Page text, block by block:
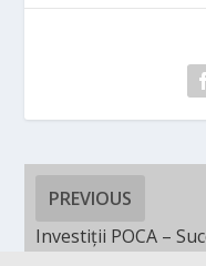
PREVIOUS
Investiții POCA –